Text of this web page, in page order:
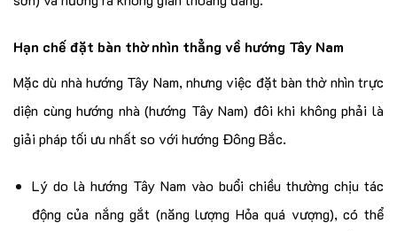
Hạn chế đặt bàn thờ nhìn thẳng về hướng Tây Nam
Mặc dù nhà hướng Tây Nam, nhưng việc đặt bàn thờ nhìn trực
diện cùng hướng nhà (hướng Tây Nam) đôi khi không phải là
giải pháp tối ưu nhất so với hướng Đông Bắc.
Lý do là hướng Tây Nam vào buổi chiều thường chịu tác
động của nắng gắt (năng lượng Hỏa quá vượng), có thể